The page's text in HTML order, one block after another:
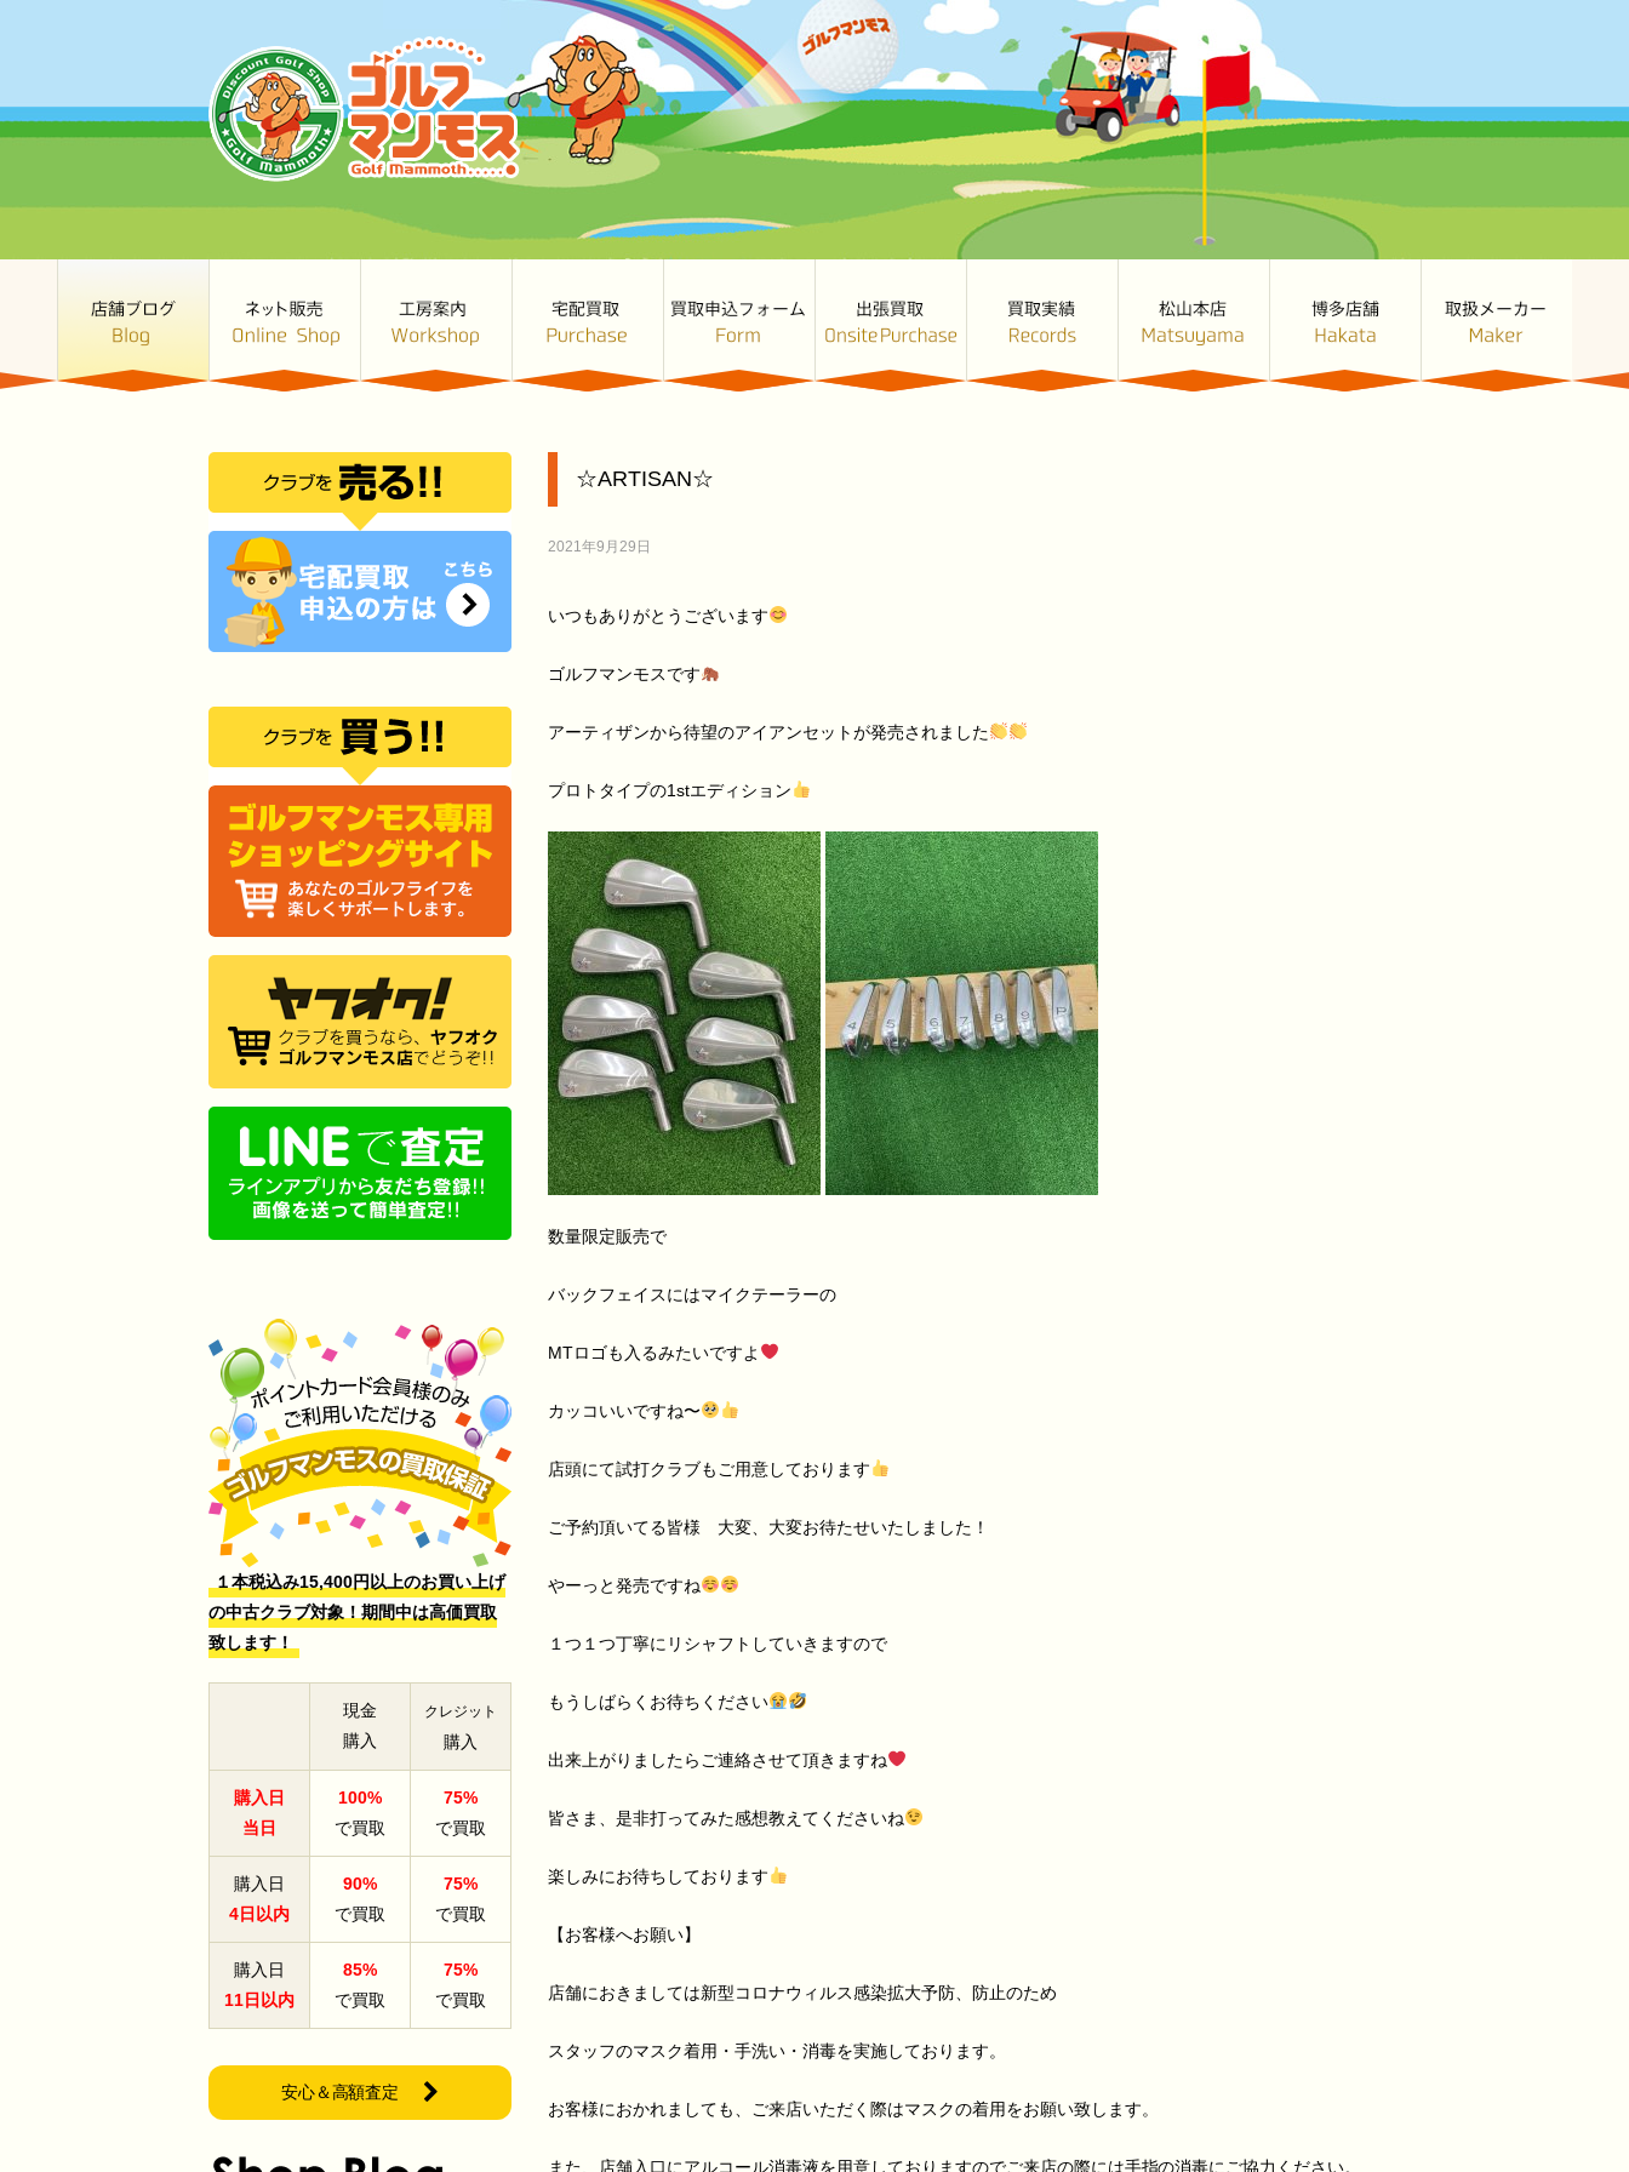
☆ARTISAN☆
2021年9月29日
いつもありがとうございます
ゴルフマンモスです
アーティザンから待望のアイアンセットが発売されました
プロトタイプの1stエディション
数量限定販売で
バックフェイスにはマイクテーラーの
MTロゴも入るみたいですよ
カッコいいですね〜
店頭にて試打クラブもご用意しております
ご予約頂いてる皆様 大変、大変お待たせいたしました！
やーっと発売ですね
１つ１つ丁寧にリシャフトしていきますので
もうしばらくお待ちください
出来上がりましたらご連絡させて頂きますね
皆さま、是非打ってみた感想教えてくださいね
楽しみにお待ちしております
【お客様へお願い】
店舗におきましては新型コロナウィルス感染拡大予防、防止のため
スタッフのマスク着用・手洗い・消毒を実施しております。
お客様におかれましても、ご来店いただく際はマスクの着用をお願い致します。
また、店舗入口にアルコール消毒液を用意しておりますのでご来店の際には手指の消毒にご協力ください。
１本税込み15,400円以上のお買い上げ
の中古クラブ対象！期間中は高価買取
致します！
現金
購入
クレジット
購入
購入日
当日
100%
で買取
75%
で買取
購入日
4日以内
90%
で買取
75%
で買取
購入日
11日以内
85%
で買取
75%
で買取
安心＆高額査定